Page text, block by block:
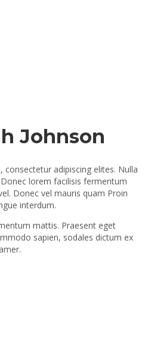
Johnson
adipiscing elites. Nulla
lorem facilisis fermentum
Donec vel mauris quam Proin
interdum.
mattis. Praesent eget
sapien, sodales dictum ex